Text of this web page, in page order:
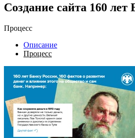
Создание сайта 160 лет
Процесс
Описание
Процесс